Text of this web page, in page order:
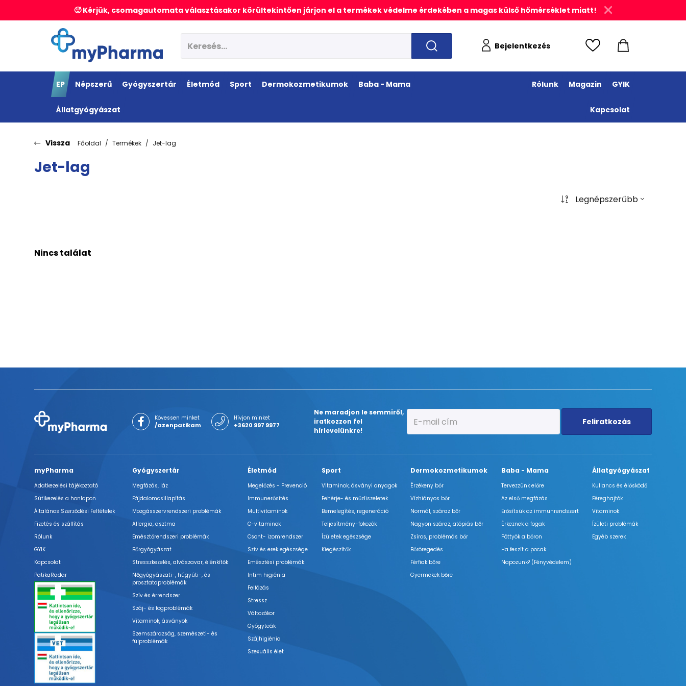
🥵 Kérjük, csomagautomata választásakor körültekintően járjon el a termékek védelme érdekében a magas külső hőmérséklet miatt!
Bejelentkezés
EP Népszerű Gyógyszertár Életmód Sport Dermokozmetikumok Baba - Mama
Állatgyógyászat
Rólunk Magazin GYIK
Kapcsolat
Vissza Főoldal Termékek Jet-lag
Jet-lag
Legnépszerűbb
Nincs találat
Kövessen minket
/azenpatikam
Hívjon minket
+3620 997 9977
Ne maradjon le semmiről,
iratkozzon fel
hírlevelünkre!
Feliratkozás
myPharma
Adatkezelési tájékoztató
Sütikezelés a honlapon
Általános Szerződési Feltételek
Fizetés és szállítás
Rólunk
GYIK
Kapcsolat
PatikaRadar
Gyógyszertár
Megfázás, láz
Fájdalomcsillapítás
Mozgásszervrendszeri problémák
Allergia, asztma
Emésztőrendszeri problémák
Bőrgyógyászat
Stresszkezelés, alvászavar, élénkítők
Nőgyógyászati-, húgyúti-, és
prosztataproblémák
Szív és érrendszer
Száj- és fogproblémák
Vitaminok, ásványok
Szemszárazság, szemészeti- és
fülproblémák
Életmód
Megelőzés - Prevenció
Immunerősítés
Multivitaminok
C-vitaminok
Csont- izomrendszer
Szív és erek egészsége
Emésztési problémák
Intim higiénia
Felfázás
Stressz
Változókor
Gyógyteák
Szájhigiénia
Szexuális élet
Sport
Vitaminok, ásványi anyagok
Fehérje- és műzliszeletek
Bemelegítés, regeneráció
Teljesítmény-fokozók
Ízületek egészsége
Kiegészítők
Dermokozmetikumok
Érzékeny bőr
Vízhiányos bőr
Normál, száraz bőr
Nagyon száraz, atópiás bőr
Zsíros, problémás bőr
Bőröregedés
Férfiak bőre
Gyermekek bőre
Baba - Mama
Tervezzünk előre
Az első megfázás
Erősítsük az immunrendszert
Érkeznek a fogak
Pöttyök a bőron
Ha feszít a pocak
Napozunk? (Fényvédelem)
Állatgyógyászat
Kullancs és élősködő
Féreghajtók
Vitaminok
Ízületi problémák
Egyéb szerek